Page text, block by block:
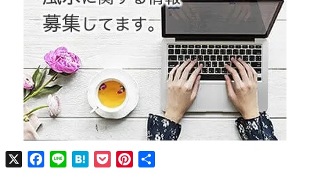
X Facebook
Line HatenaPocketPinterest